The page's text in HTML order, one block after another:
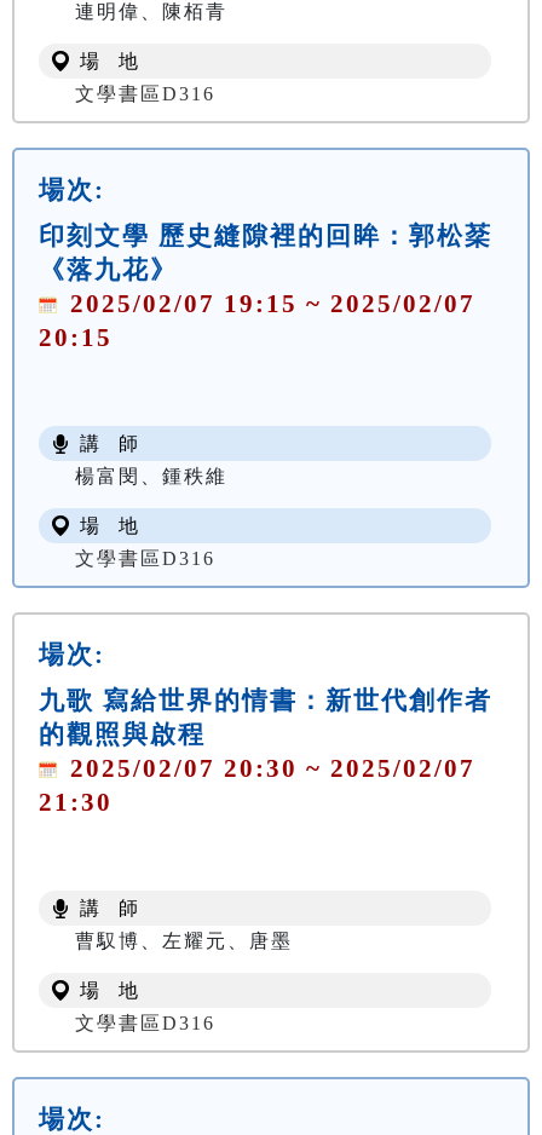
連明偉、陳栢青
場 地
文學書區D316
場次:
印刻文學 歷史縫隙裡的回眸：郭松棻
《落九花》
2025/02/07 19:15 ~ 2025/02/07
20:15
講 師
楊富閔、鍾秩維
場 地
文學書區D316
場次:
九歌 寫給世界的情書：新世代創作者
的觀照與啟程
2025/02/07 20:30 ~ 2025/02/07
21:30
講 師
曹馭博、左耀元、唐墨
場 地
文學書區D316
場次: